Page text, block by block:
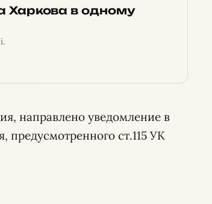
Харкова в одному
направлено уведомление в
ст.115 УК